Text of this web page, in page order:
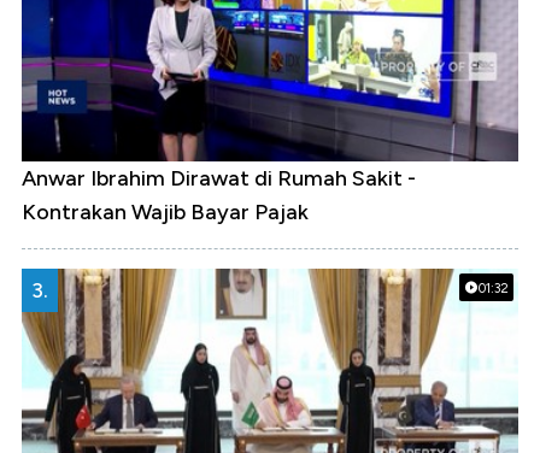
Anwar Ibrahim Dirawat di Rumah Sakit -
Kontrakan Wajib Bayar Pajak
01:32
3.